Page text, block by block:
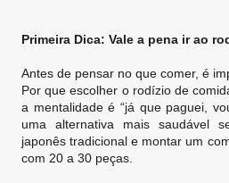
Primeira Dica: Vale a pena ir ao
Antes de pensar no que comer, é
Por que escolher o rodízio de
a mentalidade é “já que paguei,
uma alternativa mais saudável
japonês tradicional e montar um
com 20 a 30 peças.